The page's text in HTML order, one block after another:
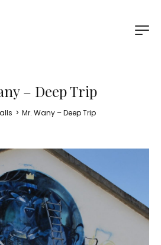
– Deep Trip
> Mr. Wany – Deep Trip